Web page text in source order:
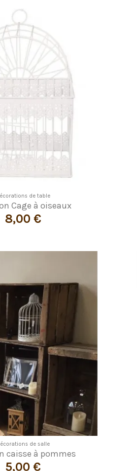
de table
Cage à oiseaux
8,00 €
de salle
caisse à pommes
5,00 €